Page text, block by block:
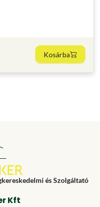
Kosárba
és Szolgáltató
Kft